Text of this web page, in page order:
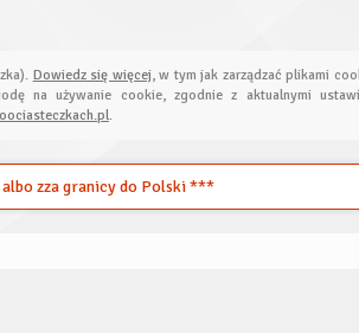
Dowiedz się więcej, w tym jak zarządzać plikami
na używanie cookie, zgodnie z aktualnymi
.
zza granicy do Polski ***